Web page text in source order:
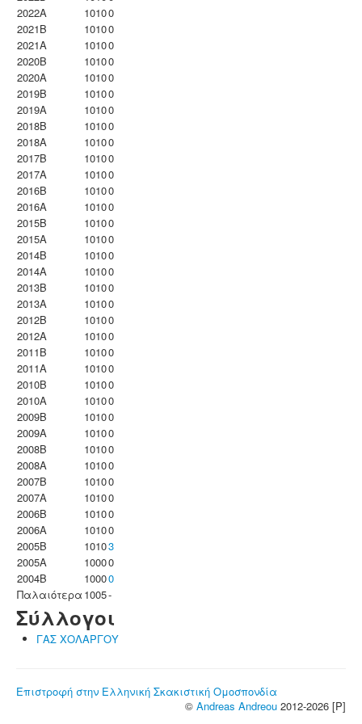
2022A
10100
2021B
10100
2021A
10100
2020B
10100
2020A
10100
2019B
10100
2019A
10100
2018B
10100
2018A
10100
2017B
10100
2017A
10100
2016B
10100
2016A
10100
2015B
10100
2015A
10100
2014B
10100
2014A
10100
2013B
10100
2013A
10100
2012B
10100
2012A
10100
2011B
10100
2011A
10100
2010B
10100
2010A
10100
2009B
10100
2009A
10100
2008B
10100
2008A
10100
2007B
10100
2007A
10100
2006B
10100
2006A
10100
2005B
10103
2005A
10000
2004B
10000
Παλαιότερα 1005-
Σύλλογοι
ΓΑΣ ΧΟΛΑΡΓΟΥ
Επιστροφή στην Ελληνική Σκακιστική Ομοσπονδία
© Andreas Andreou 2012-2026 [P]